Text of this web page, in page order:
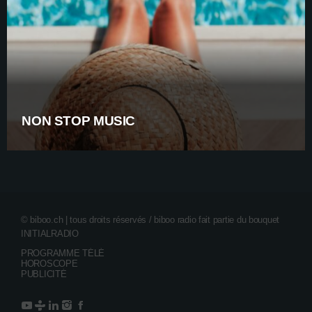
Biboo Swiss, c’est le rendez-vous incontournable sur biboo
radio pour vibrer au rythme de la création helvétique. Que vous
soyez fan de pop actuelle ou nostalgique des grands hymnes qui
ont marqué le pays, cette émission est faite pour vous.
NON STOP MUSIC
© biboo.ch | tous droits réservés / biboo radio fait partie du bouquet
INITIALRADIO
PROGRAMME TÉLÉ
HOROSCOPE
PUBLICITÉ